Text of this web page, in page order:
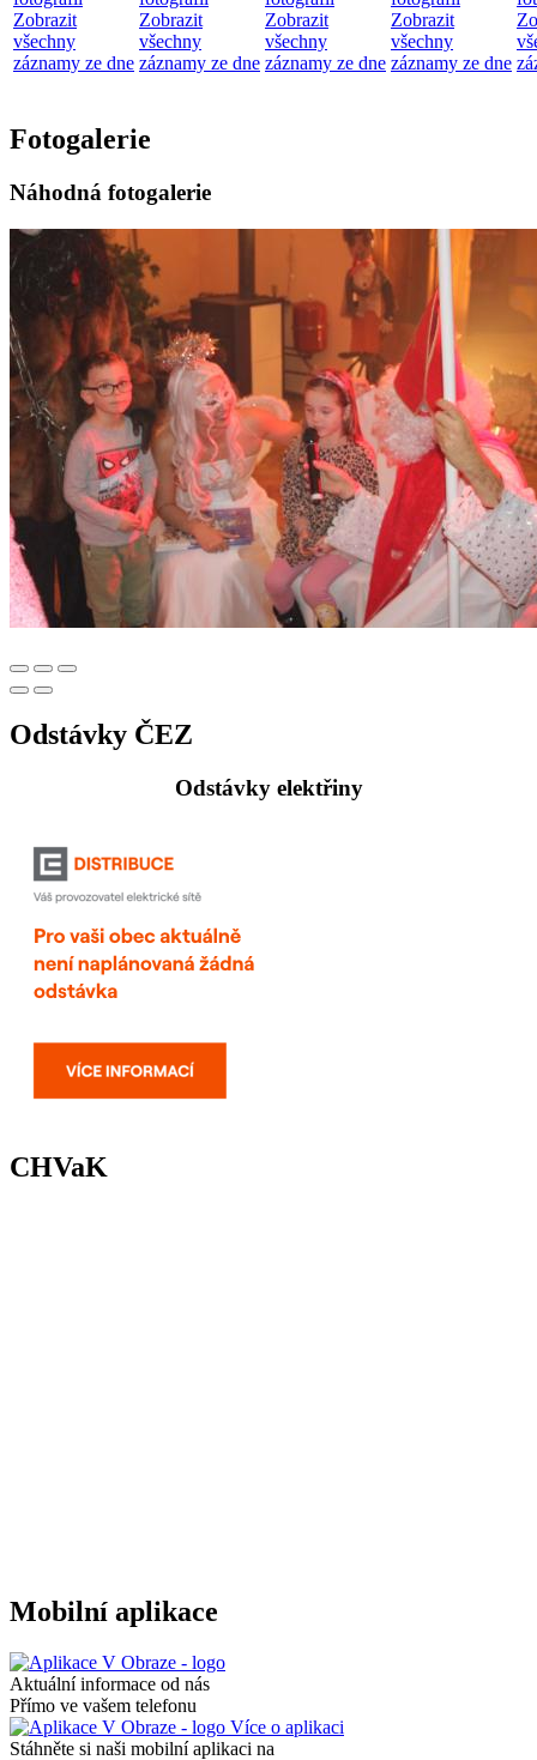
Zobrazit
všechny
záznamy ze dne
Zobrazit
všechny
záznamy ze dne
Zobrazit
všechny
záznamy ze dne
Zobrazit
všechny
záznamy ze dne
Fotogalerie
Náhodná fotogalerie
Odstávky ČEZ
Odstávky elektřiny
CHVaK
Mobilní aplikace
Aktuální informace od nás
Přímo ve vašem telefonu
Více o aplikaci
Stáhněte si naši mobilní aplikaci na